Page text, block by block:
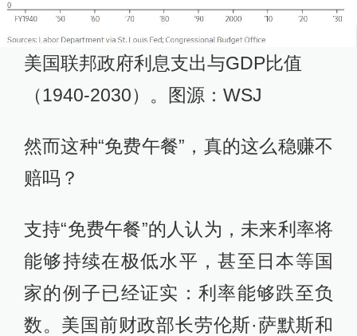
美国联邦政府利息支出与GDP比值
（1940-2030）。图源：WSJ
然而这种“免费午餐”，真的这么稳赚不
赔吗？
支持“免费午餐”的人认为，未来利率将
能够持续在极低水平，甚至日本等国
家的例子已经证实：利率能够跌至负
数。美国前财政部长劳伦斯·萨默斯和